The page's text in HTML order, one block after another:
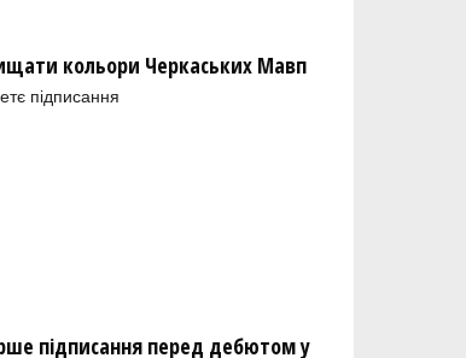
кольори Черкаських Мавп
підписання
підписання перед дебютом у